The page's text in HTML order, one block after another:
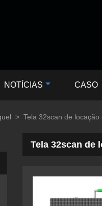
NOTÍCIAS CASO
> Tela 32scan de
Tela 32scan de